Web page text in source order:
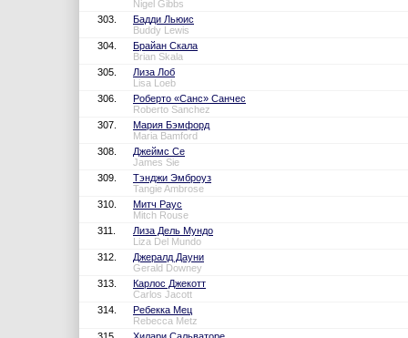
Nigel Gibbs
303.
Бадди Льюис
Buddy Lewis
304.
Брайан Скала
Brian Skala
305.
Лиза Лоб
Lisa Loeb
306.
Роберто «Санс» Санчес
Roberto Sanchez
307.
Мария Бэмфорд
Maria Bamford
308.
Джеймс Се
James Sie
309.
Тэнджи Эмброуз
Tangie Ambrose
310.
Митч Раус
Mitch Rouse
311.
Лиза Дель Мундо
Liza Del Mundo
312.
Джералд Дауни
Gerald Downey
313.
Карлос Джекотт
Carlos Jacott
314.
Ребекка Мец
Rebecca Metz